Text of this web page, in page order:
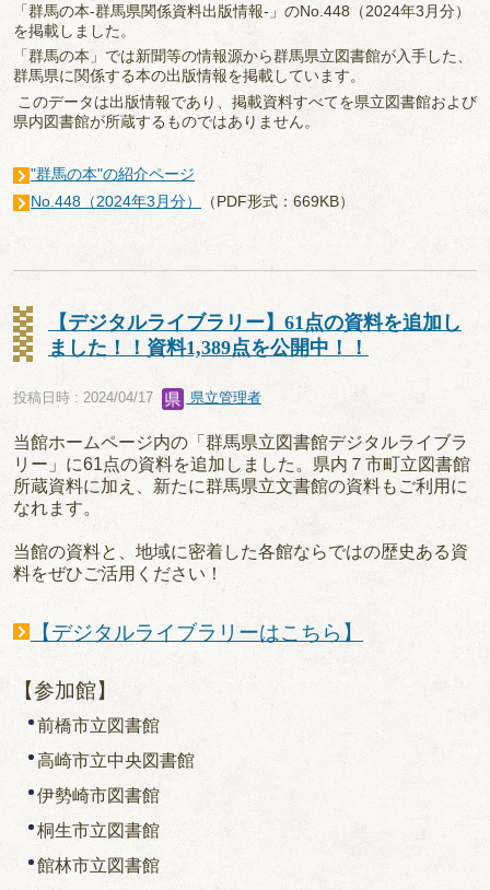
「群馬の本-群馬県関係資料出版情報-」のNo.448（2024年3月分）
を掲載しました。
「群馬の本」では新聞等の情報源から群馬県立図書館が入手した、
群馬県に関係する本の出版情報を掲載しています。
このデータは出版情報であり、掲載資料すべてを県立図書館および
県内図書館が所蔵するものではありません。
"群馬の本"の紹介ページ
No.448（2024年3月分）
（PDF形式：669KB）
【デジタルライブラリー】61点の資料を追加し
ました！！資料1,389点を公開中！！
投稿日時 : 2024/04/17 県立管理者
当館ホームページ内の「群馬県立図書館デジタルライブラ
リー」に61点の資料を追加しました。県内７市町立図書館
所蔵資料に加え、新たに群馬県立文書館の資料もご利用に
なれます。
当館の資料と、地域に密着した各館ならではの歴史ある資
料をぜひご活用ください！
【デジタルライブラリーはこちら】
【参加館】
前橋市立図書館
高崎市立中央図書館
伊勢崎市図書館
桐生市立図書館
館林市立図書館